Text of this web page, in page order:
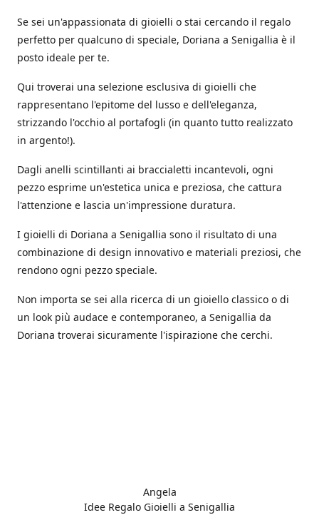
Se sei un'appassionata di gioielli o stai cercando il regalo
perfetto per qualcuno di speciale, Doriana a Senigallia è il
posto ideale per te.
Qui troverai una selezione esclusiva di gioielli che
rappresentano l'epitome del lusso e dell'eleganza,
strizzando l'occhio al portafogli (in quanto tutto realizzato
in argento!).
Dagli anelli scintillanti ai braccialetti incantevoli, ogni
pezzo esprime un'estetica unica e preziosa, che cattura
l'attenzione e lascia un'impressione duratura.
I gioielli di Doriana a Senigallia sono il risultato di una
combinazione di design innovativo e materiali preziosi, che
rendono ogni pezzo speciale.
Non importa se sei alla ricerca di un gioiello classico o di
un look più audace e contemporaneo, a Senigallia da
Doriana troverai sicuramente l'ispirazione che cerchi.
Angela
Idee Regalo Gioielli a Senigallia